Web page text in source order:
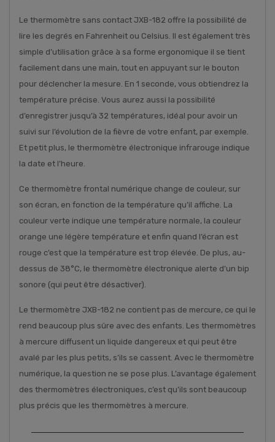
Le thermomètre sans contact JXB-182 offre la possibilité de
lire les degrés en Fahrenheit ou Celsius. Il est également très
simple d’utilisation grâce à sa forme ergonomique il se tient
facilement dans une main, tout en appuyant sur le bouton
pour déclencher la mesure. En 1 seconde, vous obtiendrez la
température précise. Vous aurez aussi la possibilité
d’enregistrer jusqu’à 32 températures, idéal pour avoir un
suivi sur l’évolution de la fièvre de votre enfant, par exemple.
Et petit plus, le thermomètre électronique infrarouge indique
la date et l’heure.
Ce thermomètre frontal numérique change de couleur, sur
son écran, en fonction de la température qu’il affiche. La
couleur verte indique une température normale, la couleur
orange une légère température et enfin quand l’écran est
rouge c’est que la température est trop élevée. De plus, au-
dessus de 38°C, le thermomètre électronique alerte d’un bip
sonore (qui peut être désactiver).
Le thermomètre JXB-182 ne contient pas de mercure, ce qui le
rend beaucoup plus sûre avec des enfants. Les thermomètres
à mercure diffusent un liquide dangereux et qui peut être
avalé par les plus petits, s’ils se cassent. Avec le thermomètre
numérique, la question ne se pose plus. L’avantage également
des thermomètres électroniques, c’est qu’ils sont beaucoup
plus précis que les thermomètres à mercure.